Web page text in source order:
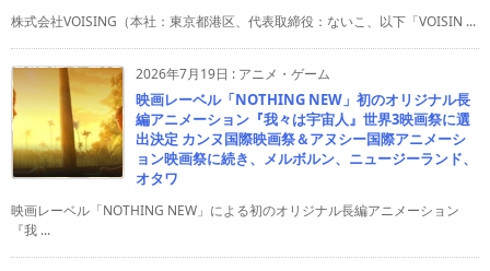
株式会社VOISING（本社：東京都港区、代表取締役：ないこ、以下「VOISIN ...
2026年7月19日 : アニメ・ゲーム
映画レーベル「NOTHING NEW」初のオリジナル長
編アニメーション『我々は宇宙人』世界3映画祭に選
出決定 カンヌ国際映画祭＆アヌシー国際アニメーシ
ョン映画祭に続き、メルボルン、ニュージーランド、
オタワ
映画レーベル「NOTHING NEW」による初のオリジナル長編アニメーション
『我 ...